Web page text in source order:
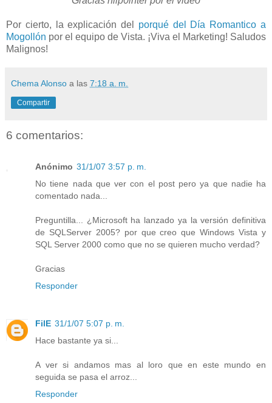
Por cierto, la explicación del porqué del Día Romantico a
Mogollón por el equipo de Vista. ¡Viva el Marketing! Saludos
Malignos!
Chema Alonso a las 7:18 a. m.
Compartir
6 comentarios:
Anónimo 31/1/07 3:57 p. m.
No tiene nada que ver con el post pero ya que nadie ha
comentado nada...
Preguntilla... ¿Microsoft ha lanzado ya la versión definitiva
de SQLServer 2005? por que creo que Windows Vista y
SQL Server 2000 como que no se quieren mucho verdad?
Gracias
Responder
FilE 31/1/07 5:07 p. m.
Hace bastante ya si...
A ver si andamos mas al loro que en este mundo en
seguida se pasa el arroz...
Responder